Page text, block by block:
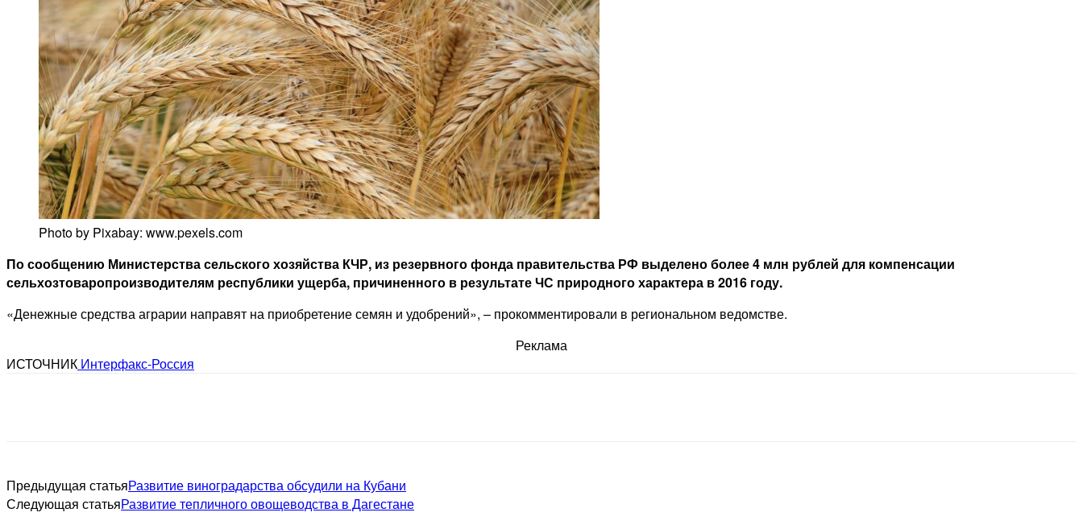
Photo by Pixabay: www.pexels.com
По сообщению Министерства сельского хозяйства КЧР, из резервного фонда правительства РФ выделено более 4 млн рублей для компенсации
сельхозтоваропроизводителям республики ущерба, причиненного в результате ЧС природного характера в 2016 году.
«Денежные средства аграрии направят на приобретение семян и удобрений», – прокомментировали в региональном ведомстве.
Реклама
ИСТОЧНИК Интерфакс-Россия
Предыдущая статьяРазвитие виноградарства обсудили на Кубани
Следующая статьяРазвитие тепличного овощеводства в Дагестане